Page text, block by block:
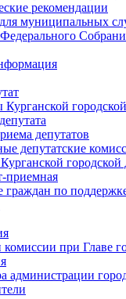
рекомендации
муниципальных
Курганской
депутатов
депутатские
приемная
граждан по
при Главе
администрации